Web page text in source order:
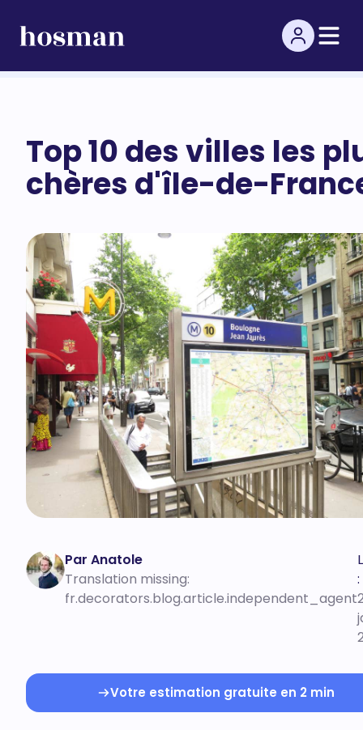
Top 10 des villes les
chères d'île-de-
Par Anatole
Translation missing:
fr.decorators.blog.article.independent_agent
Votre estimation gratuite en 2 min